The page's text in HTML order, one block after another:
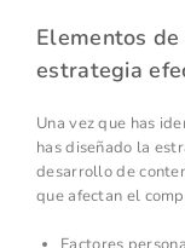
Elementos
estrategia
Una vez que has
has diseñado la
desarrollo de
que afectan el